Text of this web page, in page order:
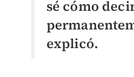
sé cómo
explicó.